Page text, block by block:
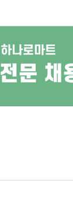
하나로마트
전문 채